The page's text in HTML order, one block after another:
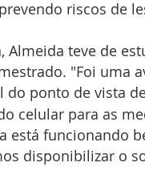
prevendo riscos de
Almeida teve de
"Foi uma
do ponto de vista
celular para as
está funcionando
disponibilizar o